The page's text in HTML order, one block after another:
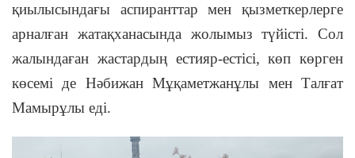
қиылысындағы аспиранттар мен қызметкерлерге
арналған жатақханасында жолымыз түйісті. Сол
жалындаған жастардың естияр-естісі, көп көрген
көсемі де Нәбижан Мұқаметжанұлы мен Талғат
Мамырұлы еді.